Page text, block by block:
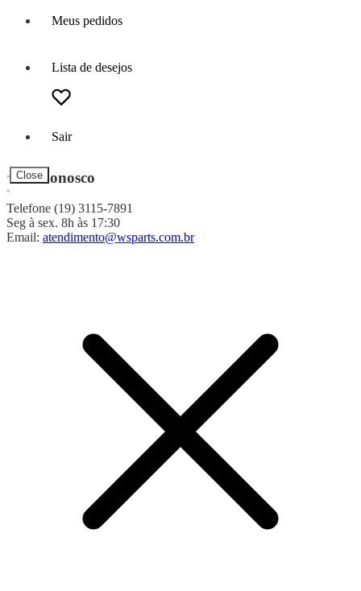
Meus pedidos
Lista de desejos
Sair
Close
Fale Conosco
Telefone (19) 3115-7891
Seg à sex. 8h às 17:30
Email: atendimento@wsparts.com.br